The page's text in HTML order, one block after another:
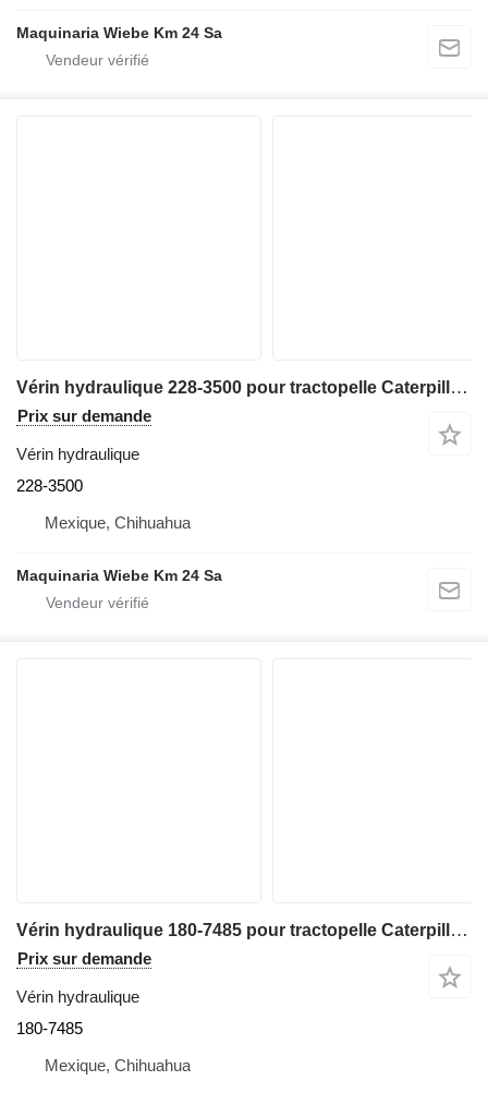
Maquinaria Wiebe Km 24 Sa
Vérin hydraulique 228-3500 pour tractopelle Caterpillar 420d
Prix sur demande
Vérin hydraulique
228-3500
Mexique, Chihuahua
Maquinaria Wiebe Km 24 Sa
Vérin hydraulique 180-7485 pour tractopelle Caterpillar 416D
Prix sur demande
Vérin hydraulique
180-7485
Mexique, Chihuahua